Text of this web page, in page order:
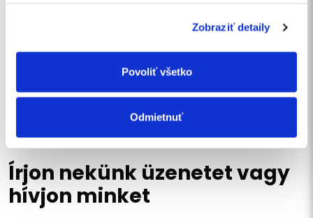
Zobraziť detaily
Povoliť všetko
Odmietnuť
személyes adatok kezelésével
.
Írjon nekünk üzenetet vagy
hívjon minket